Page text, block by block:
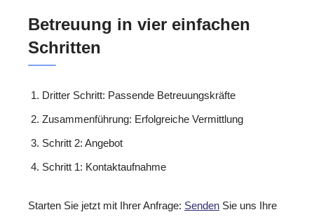
Betreuung in vier einfachen
Schritten
Dritter Schritt: Passende Betreuungskräfte
Zusammenführung: Erfolgreiche Vermittlung
Schritt 2: Angebot
Schritt 1: Kontaktaufnahme
Starten Sie jetzt mit Ihrer Anfrage: Senden Sie uns Ihre